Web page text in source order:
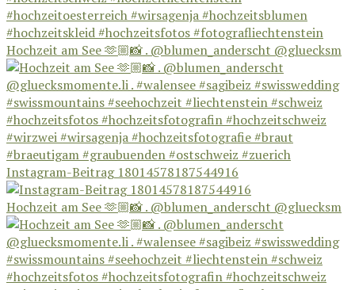
Hochzeit am See 🫶🏼📸 . @blumen_anderscht @gluecksm
Instagram-Beitrag 18014578187544916
Hochzeit am See 🫶🏼📸 . @blumen_anderscht @gluecksm